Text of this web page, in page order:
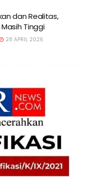
dan Realitas,
Tinggi
28 APRIL 2026